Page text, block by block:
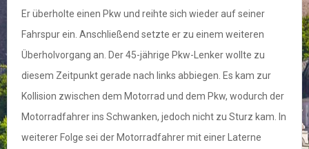
Er überholte einen Pkw und reihte sich wieder auf seiner
Fahrspur ein. Anschließend setzte er zu einem weiteren
Überholvorgang an. Der 45-jährige Pkw-Lenker wollte zu
diesem Zeitpunkt gerade nach links abbiegen. Es kam zur
Kollision zwischen dem Motorrad und dem Pkw, wodurch der
Motorradfahrer ins Schwanken, jedoch nicht zu Sturz kam. In
weiterer Folge sei der Motorradfahrer mit einer Laterne